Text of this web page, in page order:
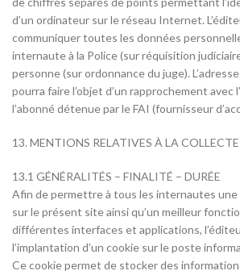
d’un ordinateur sur le réseau Internet.
communiquer toutes les données
internaute à la Police (sur réquisition
personne (sur ordonnance du juge).
pourra faire l’objet d’un rapprochement
l’abonné détenue par le FAI (fournisseur
13. MENTIONS RELATIVES À LA
13.1 GÉNÉRALITÉS – FINALITÉ – DURÉE
Afin de permettre à tous les internautes
sur le présent site ainsi qu’un meilleur
différentes interfaces et applications,
l’implantation d’un cookie sur le poste
Ce cookie permet de stocker des